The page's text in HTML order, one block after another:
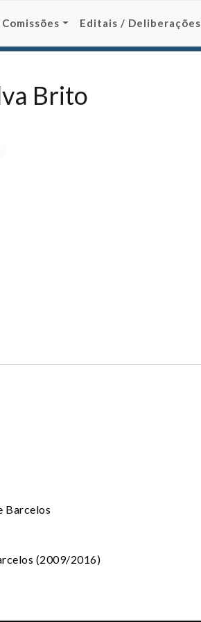
Comissões Editais / Deliberações
Brito
Barcelos
(2009/2016)